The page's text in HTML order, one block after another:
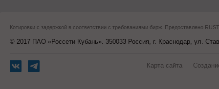
Котировки с задержкой в соответствии с требованиями бирж. Предоставлено
© 2017 ПАО «Россети Кубань». 350033 Россия, г. Краснодар, ул.
Карта сайта